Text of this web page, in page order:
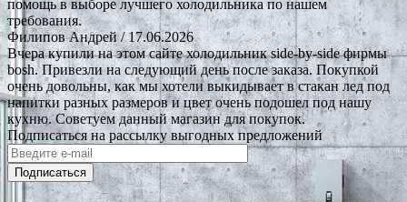
помощь в выборе лучшего холодильника по нашем
требования.
Филипов Андрей/ 17.06.2026
Вчера купили на этом сайте холодильник side-by-side фирмы
bosh. Привезли на следующий день после заказа. Покупкой
очень довольны, как мы хотели выкидывает в стакан лед под
напитки разных размеров и цвет очень подошел под нашу
кухню. Советуем данный магазин для покупок.
Подписаться на рассылку выгодных предложений
Подписаться